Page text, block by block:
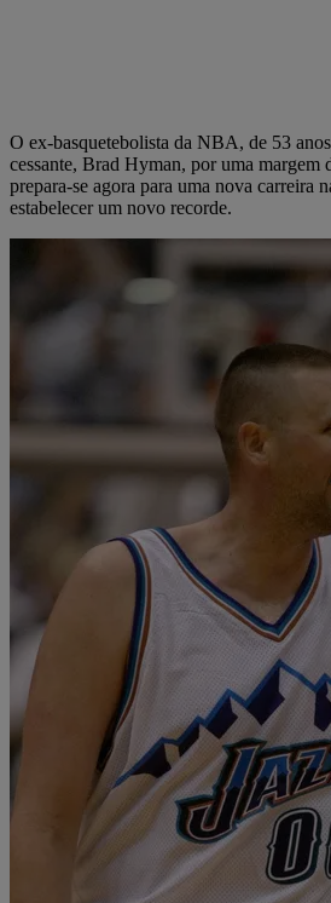
O ex-basquetebolista da NBA, de 53
cessante, Brad Hyman, por uma margem
prepara-se agora para uma nova carreira
estabelecer um novo recorde.